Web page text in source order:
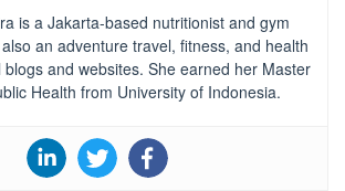
is a Jakarta-based nutritionist and gym
also an adventure travel, fitness, and health
and websites. She earned her Master
Health from University of Indonesia.